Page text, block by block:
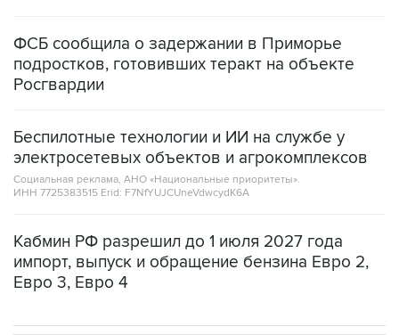
ФСБ сообщила о задержании в Приморье
подростков, готовивших теракт на объекте
Росгвардии
Беспилотные технологии и ИИ на службе у
электросетевых объектов и агрокомплексов
Социальная реклама, АНО «Национальные приоритеты».
ИНН 7725383515 Erid: F7NfYUJCUneVdwcydK6A
Кабмин РФ разрешил до 1 июля 2027 года
импорт, выпуск и обращение бензина Евро 2,
Евро 3, Евро 4